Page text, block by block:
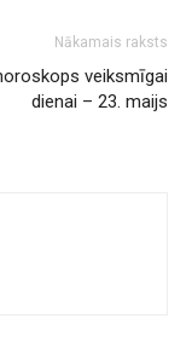
Nākamais raksts
veiksmīgai
dienai – 23. maijs